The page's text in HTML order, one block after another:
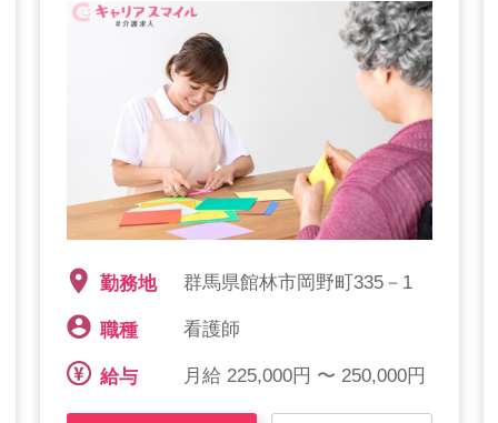
勤務地 群馬県館林市岡野町335－1
職種 看護師
給与 月給 225,000円 〜 250,000円